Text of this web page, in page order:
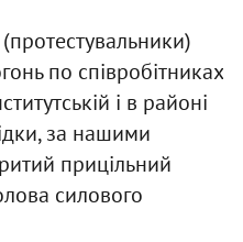
по співробітниках
і в районі
за нашими
прицільний
силового